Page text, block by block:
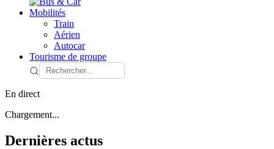
Mobilités
Train
Aérien
Autocar
Tourisme de groupe
En direct
Chargement...
Dernières actus